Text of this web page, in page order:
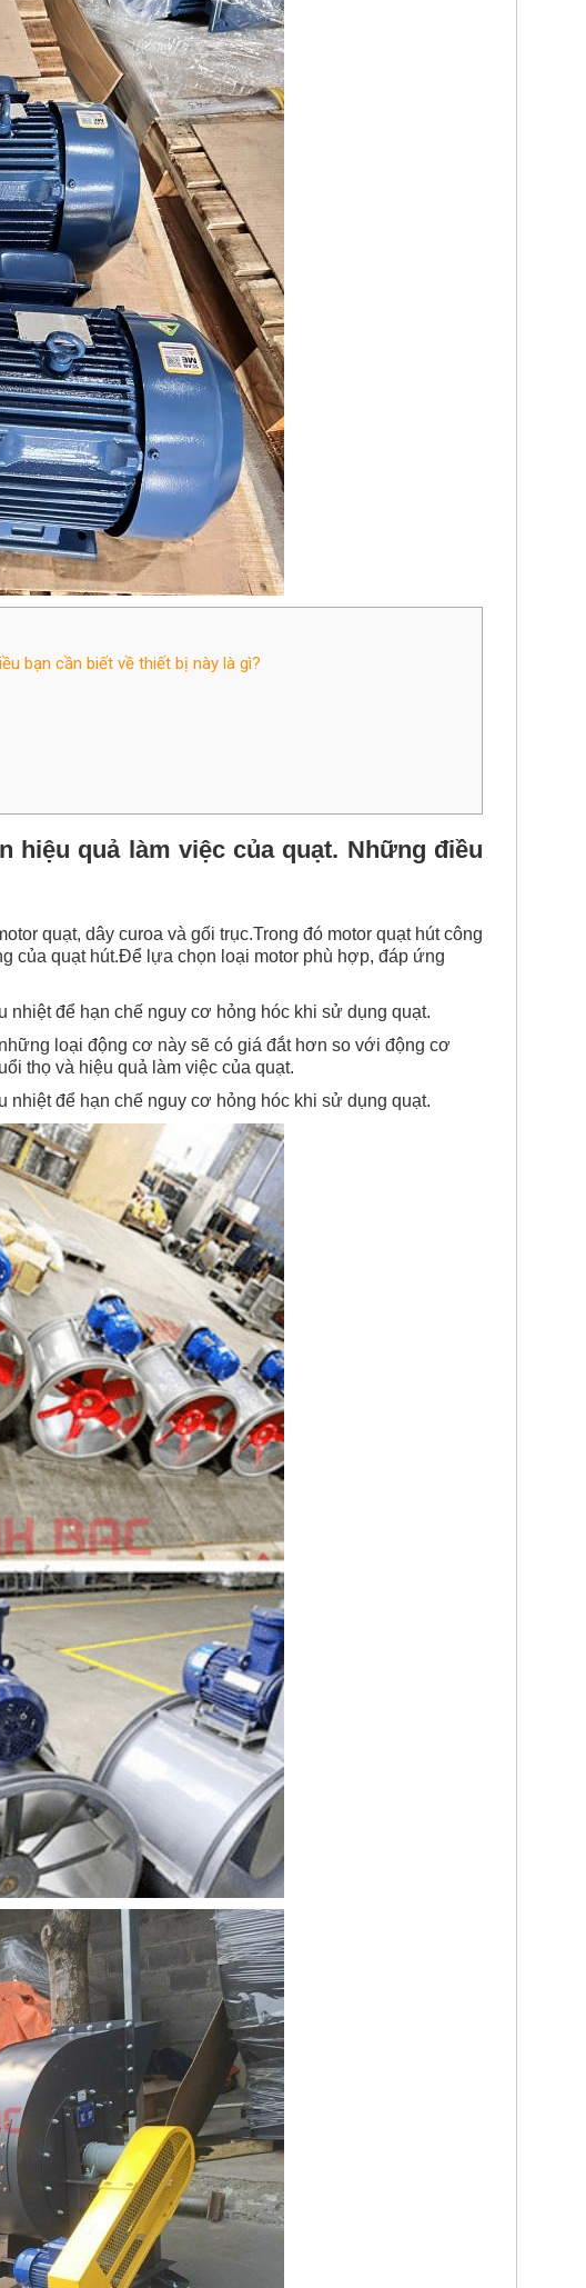
bạn cần biết về thiết bị này là gì?
hiệu quả làm việc của quạt. Những điều
quạt, dây curoa và gối trục.Trong đó motor quạt hút công
của quạt hút.Để lựa chọn loại motor phù hợp, đáp ứng
để hạn chế nguy cơ hỏng hóc khi sử dụng quạt.
loại động cơ này sẽ có giá đắt hơn so với động cơ
thọ và hiệu quả làm việc của quạt.
để hạn chế nguy cơ hỏng hóc khi sử dụng quạt.